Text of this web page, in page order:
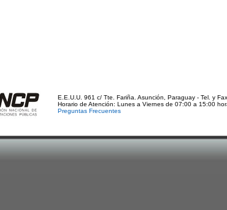
E.E.U.U. 961 c/ Tte. Fariña. Asunción, Paraguay - Tel. y
Horario de Atención: Lunes a Viernes de 07:00 a 15:00
Preguntas Frecuentes